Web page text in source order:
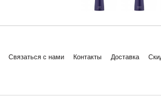
Связаться с нами Контакты Доставка